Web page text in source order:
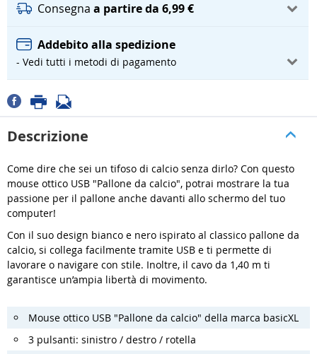
Consegna a partire da 6,99 €
Addebito alla spedizione
- Vedi tutti i metodi di pagamento
Descrizione
Come dire che sei un tifoso di calcio senza dirlo? Con questo
mouse ottico USB "Pallone da calcio", potrai mostrare la tua
passione per il pallone anche davanti allo schermo del tuo
computer!
Con il suo design bianco e nero ispirato al classico pallone da
calcio, si collega facilmente tramite USB e ti permette di
lavorare o navigare con stile. Inoltre, il cavo da 1,40 m ti
garantisce un’ampia libertà di movimento.
Mouse ottico USB "Pallone da calcio" della marca basicXL
3 pulsanti: sinistro / destro / rotella